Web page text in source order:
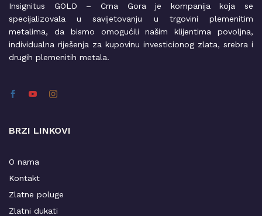
Insignitus GOLD – Crna Gora je kompanija koja se
specijalizovala u savijetovanju u trgovini plemenitim
metalima, da bismo omogućili našim klijentima povoljna,
individualna riješenja za kupovinu investicionog zlata, srebra i
drugih plemenitih metala.
BRZI LINKOVI
O nama
Kontakt
Zlatne poluge
Zlatni dukati